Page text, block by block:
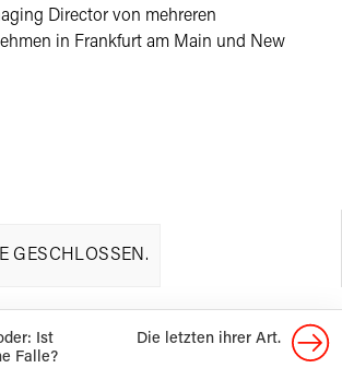
Director von mehreren
in Frankfurt am Main und New
GESCHLOSSEN.
Ist
Falle?
Die letzten ihrer Art.